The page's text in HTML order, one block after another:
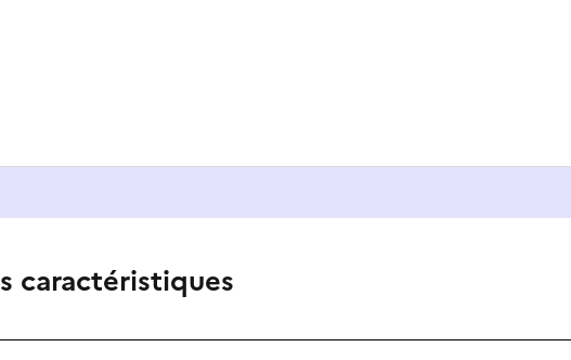
caractéristiques